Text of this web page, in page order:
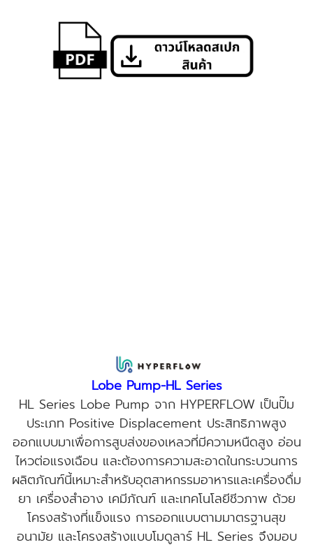
Lobe Pump-HL Series
HL Series Lobe Pump จาก HYPERFLOW เป็นปั๊ม
ประเภท Positive Displacement ประสิทธิภาพสูง
ออกแบบมาเพื่อการสูบส่งของเหลวที่มีความหนืดสูง อ่อน
ไหวต่อแรงเฉือน และต้องการความสะอาดในกระบวนการ
ผลิตภัณฑ์นี้เหมาะสำหรับอุตสาหกรรมอาหารและเครื่องดื่ม
ยา เครื่องสำอาง เคมีภัณฑ์ และเทคโนโลยีชีวภาพ ด้วย
โครงสร้างที่แข็งแรง การออกแบบตามมาตรฐานสุข
อนามัย และโครงสร้างแบบโมดูลาร์ HL Series จึงมอบ